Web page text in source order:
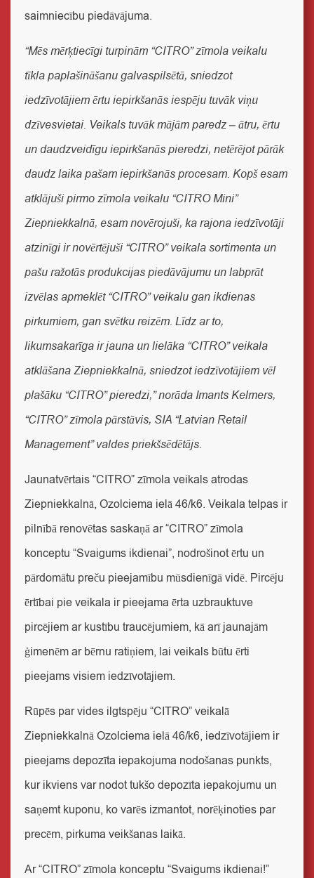
saimniecību piedāvājuma.
“Mēs mērķtiecīgi turpinām “CITRO” zīmola veikalu
tīkla paplašināšanu galvaspilsētā, sniedzot
iedzīvotājiem ērtu iepirkšanās iespēju tuvāk viņu
dzīvesvietai. Veikals tuvāk mājām paredz – ātru, ērtu
un daudzveidīgu iepirkšanās pieredzi, netērējot pārāk
daudz laika pašam iepirkšanās procesam. Kopš esam
atklājuši pirmo zīmola veikalu “CITRO Mini”
Ziepniekkalnā, esam novērojuši, ka rajona iedzīvotāji
atzinīgi ir novērtējuši “CITRO” veikala sortimenta un
pašu ražotās produkcijas piedāvājumu un labprāt
izvēlas apmeklēt “CITRO” veikalu gan ikdienas
pirkumiem, gan svētku reizēm. Līdz ar to,
likumsakarīga ir jauna un lielāka “CITRO” veikala
atklāšana Ziepniekkalnā, sniedzot iedzīvotājiem vēl
plašāku “CITRO” pieredzi,”norāda Imants Kelmers,
“CITRO” zīmola pārstāvis, SIA “Latvian Retail
Management” valdes priekšsēdētājs.
Jaunatvērtais “CITRO” zīmola veikals atrodas
Ziepniekkalnā, Ozolciema ielā 46/k6. Veikala telpas ir
pilnībā renovētas saskaņā ar “CITRO” zīmola
konceptu “Svaigums ikdienai”, nodrošinot ērtu un
pārdomātu preču pieejamību mūsdienīgā vidē. Pircēju
ērtībai pie veikala ir pieejama ērta uzbrauktuve
pircējiem ar kustību traucējumiem, kā arī jaunajām
ģimenēm ar bērnu ratiņiem, lai veikals būtu ērti
pieejams visiem iedzīvotājiem.
Rūpēs par vides ilgtspēju “CITRO” veikalā
Ziepniekkalnā Ozolciema ielā 46/k6, iedzīvotājiem ir
pieejams depozīta iepakojuma nodošanas punkts,
kur ikviens var nodot tukšo depozīta iepakojumu un
saņemt kuponu, ko varēs izmantot, norēķinoties par
precēm, pirkuma veikšanas laikā.
Ar “CITRO” zīmola konceptu “Svaigums ikdienai!”